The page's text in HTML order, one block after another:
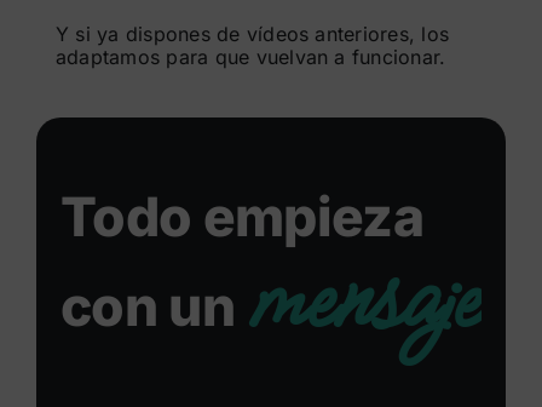
Y si ya dispones de vídeos anteriores, los
adaptamos para que vuelvan a funcionar.
Todo empieza
con un mensaje